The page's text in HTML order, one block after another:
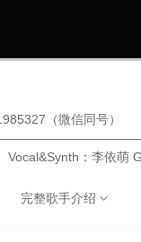
（微信同号）
完整歌手介绍